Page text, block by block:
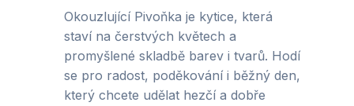
Okouzlující Pivoňka je kytice, která
staví na čerstvých květech a
promyšlené skladbě barev i tvarů. Hodí
se pro radost, poděkování i běžný den,
který chcete udělat hezčí a dobře